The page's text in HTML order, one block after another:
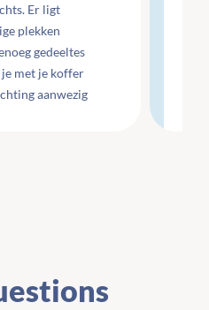
Er ligt
plekken
gedeeltes
met je koffer
aanwezig